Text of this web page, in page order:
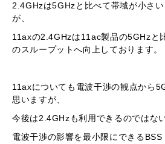
2.4GHzは5GHzと比べて帯域が小さ
が、
11axの2.4GHzは11ac製品の5GHzと
のスループットへ向上しております。
11axについても電波干渉の観点から
思いますが、
今後は2.4GHzも利用できるのではな
電波干渉の影響を最小限にできる